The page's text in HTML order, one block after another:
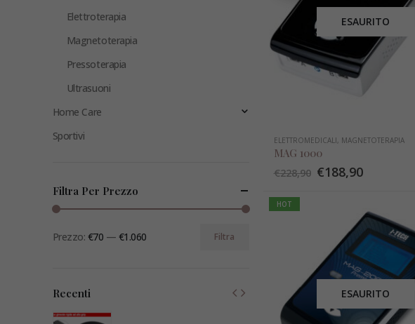
ESAURITO
ELETTROMEDICALI, MAGNETOTERAPIA
MAG 1000
€228,90 €188,90
HOT
ESAURITO
Elettroterapia
Magnetoterapia
Pressoterapia
Ultrasuoni
Home Care
Sportivi
Filtra Per Prezzo
Filtra
Prezzo: €70 — €1.060
Recenti